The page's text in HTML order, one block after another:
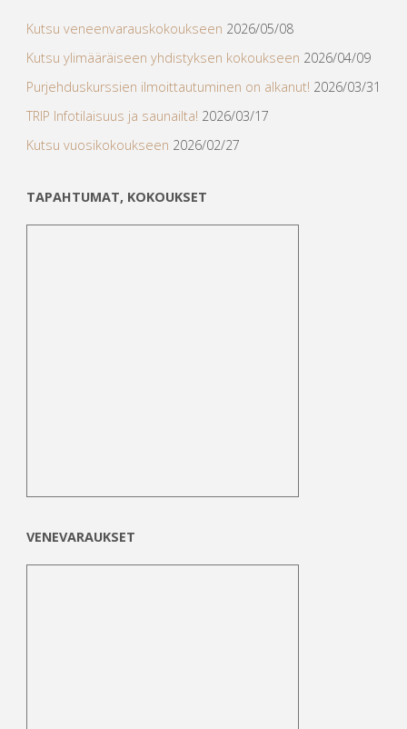
Kutsu veneenvarauskokoukseen 2026/05/08
Kutsu ylimääräiseen yhdistyksen kokoukseen 2026/04/09
Purjehduskurssien ilmoittautuminen on alkanut! 2026/03/31
TRIP Infotilaisuus ja saunailta! 2026/03/17
Kutsu vuosikokoukseen 2026/02/27
TAPAHTUMAT, KOKOUKSET
VENEVARAUKSET